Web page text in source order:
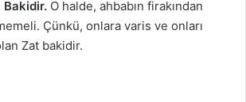
Bakidir. O halde, ahbabın firakından
Çünkü, onlara varis ve onları
Zat bakidir.